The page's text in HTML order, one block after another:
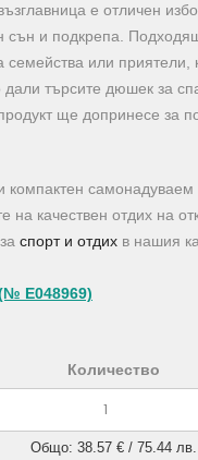
е отличен
сън и подкрепа.
семейства или приятели,
търсите дюшек за
ще допринесе за
компактен
на качествен отдих на
спорт и отдих в нашия
E048969)
Количество
Общо: 38.57 € / 75.44 лв.